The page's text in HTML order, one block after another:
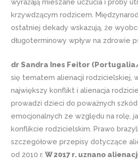
krzywdzącym rodzicem.
ostatniej dekady wskazują, że
długoterminowy wpływ na zdrowie
dr Sandra Ines Feitor
się tematem alienacji rodzicielskiej,
największy konflikt i alienacja
prowadzi dzieci do poważnych
emocjonalnych ze względu na rolę,
konflikcie rodzicielskim. Prawo
szczegółowe przepisy dotyczące
od 2010 r.W 2017 r. uznano